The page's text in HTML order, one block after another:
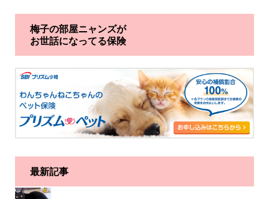
梅子の部屋ニャンズが
お世話になってる保険
最新記事